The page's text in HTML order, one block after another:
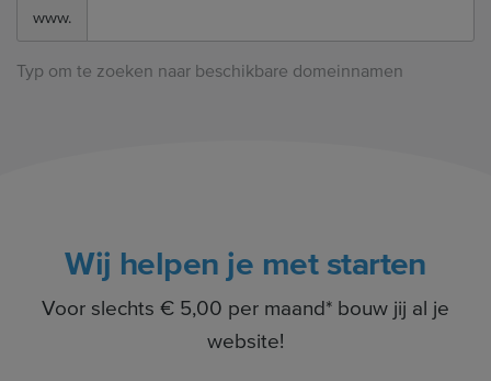
www.
Typ om te zoeken naar beschikbare domeinnamen
Wij helpen je met starten
Voor slechts € 5,00 per maand* bouw jij al je
website!